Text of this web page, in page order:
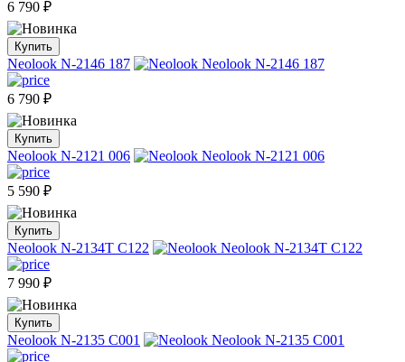
6 790 ₽
Купить
Neolook N-2146 187
6 790 ₽
Купить
Neolook N-2121 006
5 590 ₽
Купить
Neolook N-2134T C122
7 990 ₽
Купить
Neolook N-2135 C001